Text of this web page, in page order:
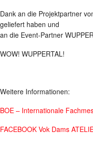
Dank an die Projektpartner
geliefert haben und
an die Event-Partner
WOW! WUPPERTAL!
Weitere Informationen:
BOE – Internationale
FACEBOOK Vok Dams